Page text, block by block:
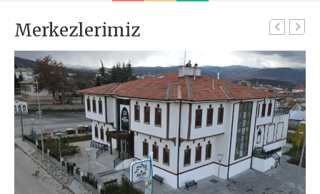
Merkezlerimiz